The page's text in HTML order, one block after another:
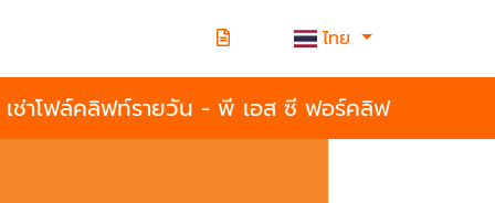
ไทย
เช่าโฟล์คลิฟท์รายวัน - พี เอส ซี ฟอร์คลิฟ